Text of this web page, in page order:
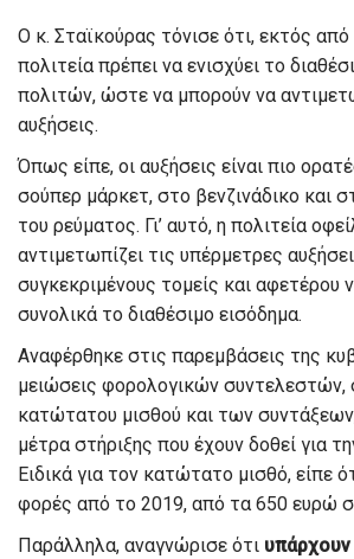
Ο κ. Σταϊκούρας τόνισε ότι, εκτός
πολιτεία πρέπει να ενισχύει το
πολιτών, ώστε να μπορούν να
αυξήσεις.
Όπως είπε, οι αυξήσεις είναι πιο
σούπερ μάρκετ, στο βενζινάδικο και
του ρεύματος. Γι’ αυτό, η πολιτεία
αντιμετωπίζει τις υπέρμετρες
συγκεκριμένους τομείς και αφετέρου
συνολικά το διαθέσιμο εισόδημα.
Αναφέρθηκε στις παρεμβάσεις της
μειώσεις φορολογικών συντελεστών,
κατώτατου μισθού και των
μέτρα στήριξης που έχουν δοθεί για
Ειδικά για τον κατώτατο μισθό, είπε
φορές από το 2019, από τα 650 ευρώ
Παράλληλα, αναγνώρισε ότι